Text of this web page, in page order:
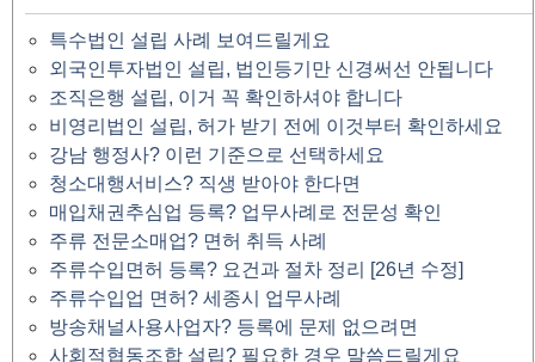
특수법인 설립 사례 보여드릴게요
외국인투자법인 설립, 법인등기만 신경써선 안됩니다
조직은행 설립, 이거 꼭 확인하셔야 합니다
비영리법인 설립, 허가 받기 전에 이것부터 확인하세요
강남 행정사? 이런 기준으로 선택하세요
청소대행서비스? 직생 받아야 한다면
매입채권추심업 등록? 업무사례로 전문성 확인
주류 전문소매업? 면허 취득 사례
주류수입면허 등록? 요건과 절차 정리 [26년 수정]
주류수입업 면허? 세종시 업무사례
방송채널사용사업자? 등록에 문제 없으려면
사회적협동조합 설립? 필요한 경우 말씀드릴게요